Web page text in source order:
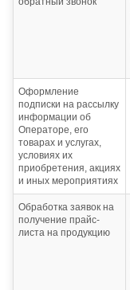
Оформление
подписки на рассылку
информации об
Операторе, его
товарах и услугах,
условиях их
приобретения, акциях
и иных мероприятиях
Обработка заявок на
получение прайс-
листа на продукцию